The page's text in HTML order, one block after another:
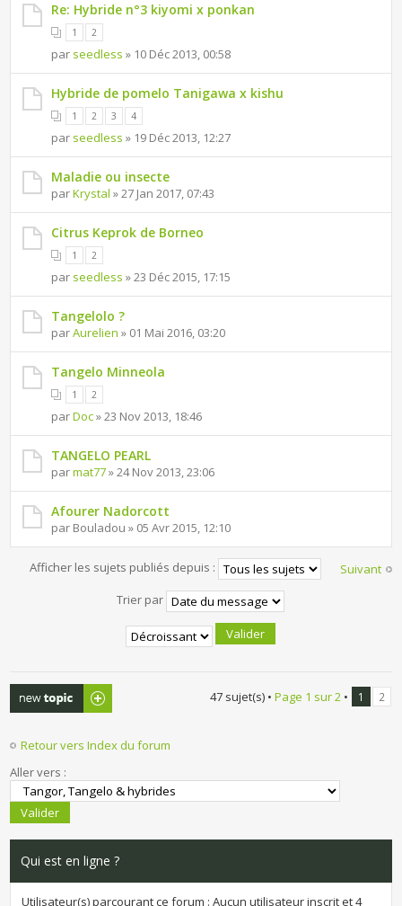
Re: Hybride n°3 kiyomi x ponkan
1 2
par seedless » 10 Déc 2013, 00:58
Hybride de pomelo Tanigawa x kishu
1 2 3 4
par seedless » 19 Déc 2013, 12:27
Maladie ou insecte
parKrystal » 27 Jan 2017, 07:43
Citrus Keprok de Borneo
1 2
par seedless » 23 Déc 2015, 17:15
Tangelolo ?
parAurelien » 01 Mai 2016, 03:20
Tangelo Minneola
1 2
parDoc» 23 Nov 2013, 18:46
TANGELO PEARL
parmat77» 24 Nov 2013, 23:06
Afourer Nadorcott
par Bouladou » 05 Avr 2015, 12:10
Suivant
Afficher les sujets publiés depuis :
Trier par
Publier un
nouveau sujet
47 sujet(s) • Page 1 sur2• 1 2
Retour vers Index du forum
Aller vers :
Qui est en ligne ?
Utilisateur(s) parcourant ce forum : Aucun utilisateur inscrit et 4